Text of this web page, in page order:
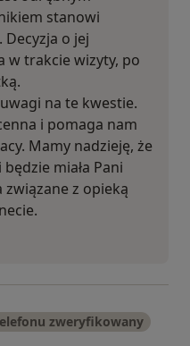
stanowi
Decyzja o jej
w trakcie wizyty, po
na te kwestie.
i pomaga nam
Mamy nadzieję, że
miała Pani
z opieką
zweryfikowany